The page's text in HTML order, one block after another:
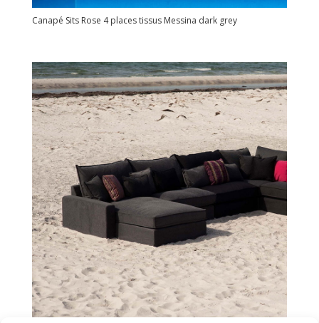
Canapé Sits Rose 4 places tissus Messina dark grey